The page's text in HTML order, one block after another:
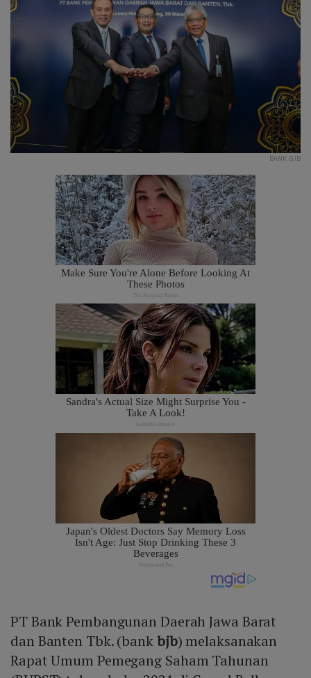
BANK BJB
PT Bank Pembangunan Daerah Jawa Barat
dan Banten Tbk. (bankbjb) melaksanakan
Rapat Umum Pemegang Saham Tahunan